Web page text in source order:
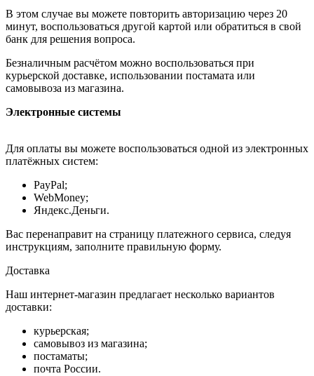
В этом случае вы можете повторить авторизацию через 20
минут, воспользоваться другой картой или обратиться в свой
банк для решения вопроса.
Безналичным расчётом можно воспользоваться при
курьерской доставке, использовании постамата или
самовывоза из магазина.
Электронные системы
Для оплаты вы можете воспользоваться одной из электронных
платёжных систем:
PayPal;
WebMoney;
Яндекс.Деньги.
Вас перенаправит на страницу платежного сервиса, следуя
инструкциям, заполните правильную форму.
Доставка
Наш интернет-магазин предлагает несколько вариантов
доставки:
курьерская;
самовывоз из магазина;
постаматы;
почта России.